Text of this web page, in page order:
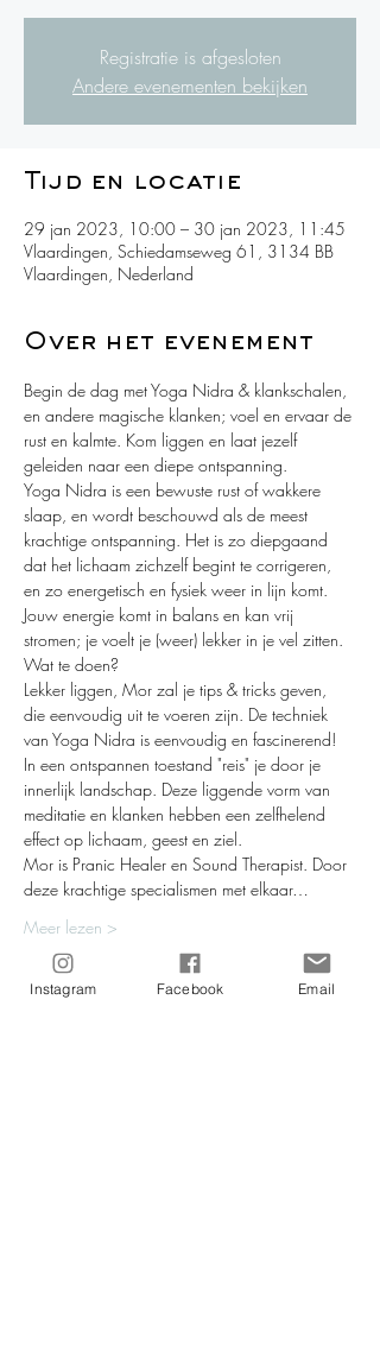
Registratie is afgesloten
Andere evenementen bekijken
Tijd en locatie
29 jan 2023, 10:00 – 30 jan 2023, 11:45
Vlaardingen, Schiedamseweg 61, 3134 BB
Vlaardingen, Nederland
Over het evenement
Begin de dag met Yoga Nidra & klankschalen,
en andere magische klanken; voel en ervaar de
rust en kalmte. Kom liggen en laat jezelf
geleiden naar een diepe ontspanning.
Yoga Nidra is een bewuste rust of wakkere
slaap, en wordt beschouwd als de meest
krachtige ontspanning. Het is zo diepgaand
dat het lichaam zichzelf begint te corrigeren,
en zo energetisch en fysiek weer in lijn komt.
Jouw energie komt in balans en kan vrij
stromen; je voelt je (weer) lekker in je vel zitten.
Wat te doen?
Lekker liggen, Mor zal je tips & tricks geven,
die eenvoudig uit te voeren zijn. De techniek
van Yoga Nidra is eenvoudig en fascinerend!
In een ontspannen toestand "reis" je door je
innerlijk landschap. Deze liggende vorm van
meditatie en klanken hebben een zelfhelend
effect op lichaam, geest en ziel.
Mor is Pranic Healer en Sound Therapist. Door
deze krachtige specialismen met elkaar…
Meer lezen >
Tickets
Instagram Facebook Email